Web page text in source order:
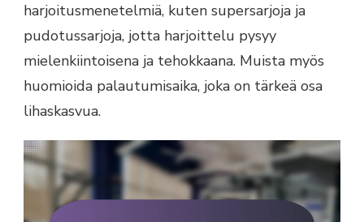
harjoitusmenetelmiä, kuten supersarjoja ja
pudotussarjoja, jotta harjoittelu pysyy
mielenkiintoisena ja tehokkaana. Muista myös
huomioida palautumisaika, joka on tärkeä osa
lihaskasvua.